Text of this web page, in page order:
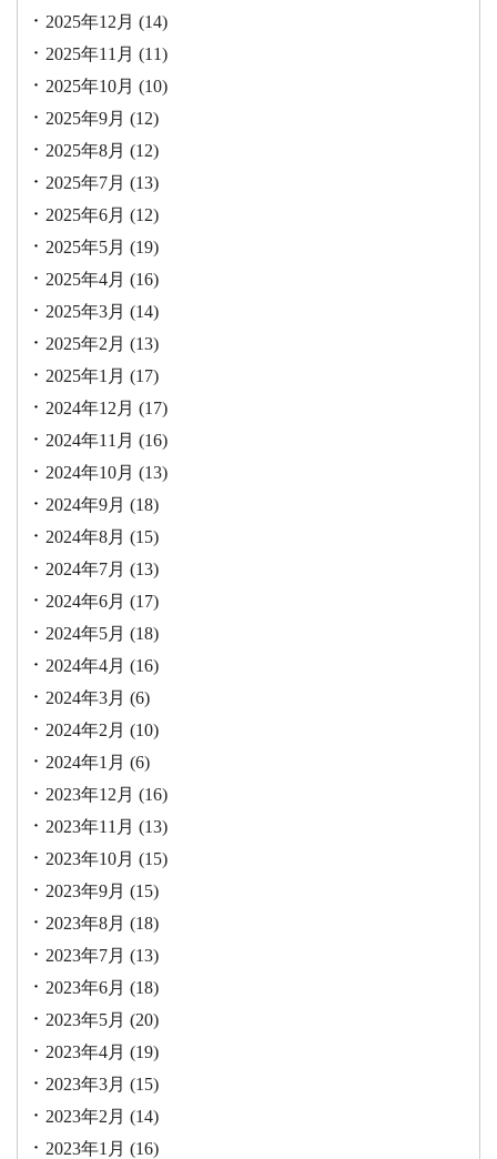
2025年12月 (14)
2025年11月 (11)
2025年10月 (10)
2025年9月 (12)
2025年8月 (12)
2025年7月 (13)
2025年6月 (12)
2025年5月 (19)
2025年4月 (16)
2025年3月 (14)
2025年2月 (13)
2025年1月 (17)
2024年12月 (17)
2024年11月 (16)
2024年10月 (13)
2024年9月 (18)
2024年8月 (15)
2024年7月 (13)
2024年6月 (17)
2024年5月 (18)
2024年4月 (16)
2024年3月 (6)
2024年2月 (10)
2024年1月 (6)
2023年12月 (16)
2023年11月 (13)
2023年10月 (15)
2023年9月 (15)
2023年8月 (18)
2023年7月 (13)
2023年6月 (18)
2023年5月 (20)
2023年4月 (19)
2023年3月 (15)
2023年2月 (14)
2023年1月 (16)